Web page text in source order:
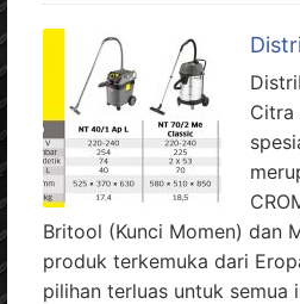
Citra
Britool (Kunci Momen) dan
produk terkemuka dari
pilihan terluas untuk semua